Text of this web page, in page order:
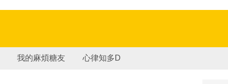
我的麻煩糖友 心律知多D